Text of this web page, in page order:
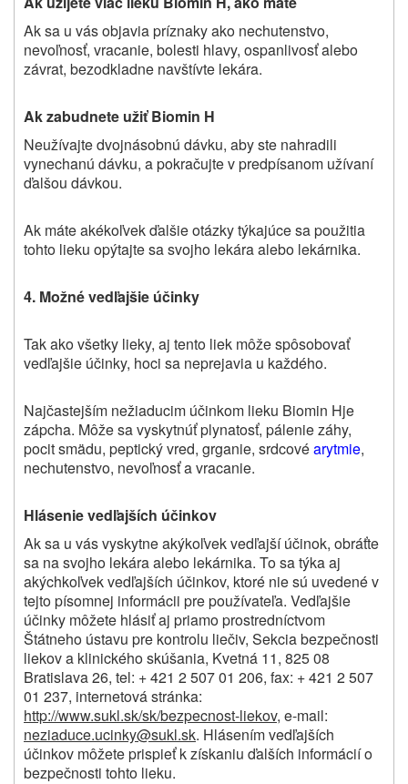
Ak sa u vás objavia príznaky ako nechutenstvo,
nevoľnosť, vracanie, bolesti hlavy, ospanlivosť alebo
závrat, bezodkladne navštívte lekára.
Ak zabudnete užiť Biomin H
Neužívajte dvojnásobnú dávku, aby ste nahradili
vynechanú dávku, a pokračujte v predpísanom užívaní
ďalšou dávkou.
Ak máte akékoľvek ďalšie otázky týkajúce sa použitia
tohto lieku opýtajte sa svojho lekára alebo lekárnika.
4. Možné vedľajšie účinky
Tak ako všetky lieky, aj tento liek môže spôsobovať
vedľajšie účinky, hoci sa neprejavia u každého.
Najčastejším nežiaducim účinkom lieku Biomin Hje
zápcha. Môže sa vyskytnúť plynatosť, pálenie záhy,
pocit smädu, peptický vred, grganie, srdcovéarytmie,
nechutenstvo, nevoľnosť a vracanie.
Hlásenie vedľajších účinkov
Ak sa u vás vyskytne akýkoľvek vedľajší účinok, obráťte
sa na svojho lekára alebo lekárnika. To sa týka aj
akýchkoľvek vedľajších účinkov, ktoré nie sú uvedené v
tejto písomnej informácii pre používateľa. Vedľajšie
účinky môžete hlásiť aj priamo prostredníctvom
Štátneho ústavu pre kontrolu liečiv, Sekcia bezpečnosti
liekov a klinického skúšania, Kvetná 11, 825 08
Bratislava 26, tel: + 421 2 507 01 206, fax: + 421 2 507
01 237, internetová stránka:
http://www.sukl.sk/sk/bezpecnost-liekov, e-mail:
neziaduce.ucinky@sukl.sk. Hlásením vedľajších
účinkov môžete prispieť k získaniu ďalších informácií o
bezpečnosti tohto lieku.